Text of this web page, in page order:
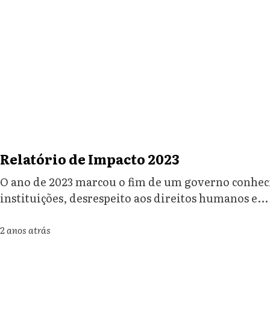
Relatório de Impacto 2023
O ano de 2023 marcou o fim de um governo
instituições, desrespeito aos direitos humanos e...
2 anos atrás